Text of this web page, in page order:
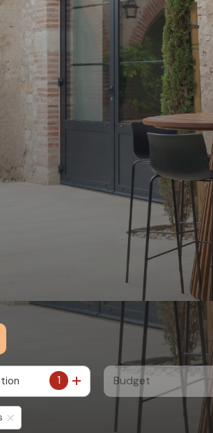
1 Budget